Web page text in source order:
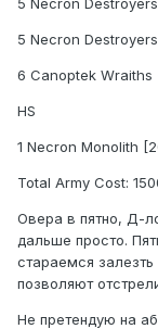
5 Necron
6 Canoptek Wraiths
HS
1 Necron Monolith
Total Army Cost:
Овера в пятно, Д-
дальше просто.
стараемся
позволяют
Не претендую на